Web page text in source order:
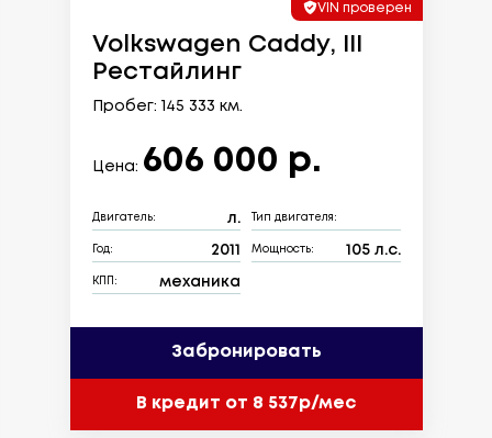
VIN проверен
Volkswagen Caddy, III
Рестайлинг
Пробег: 145 333 км.
Цена: 606 000 р.
Двигатель: л. Тип двигателя:
Год: 2011 Мощность: 105 л.с.
КПП: механика
Забронировать
В кредит от 8 537р/мес